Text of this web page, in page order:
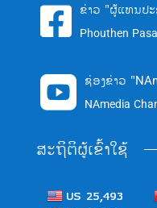
 ຂ່າວ "ຜູ້ແທນປ
Phouthen
 ຊ່ອງຂ່າວ
NAmedia
ສະຖິຕິຜູ້ເຂົ້າໃຊ້